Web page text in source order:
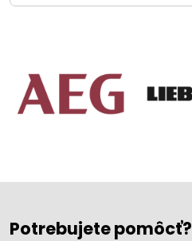
Potrebujete pomôcť?